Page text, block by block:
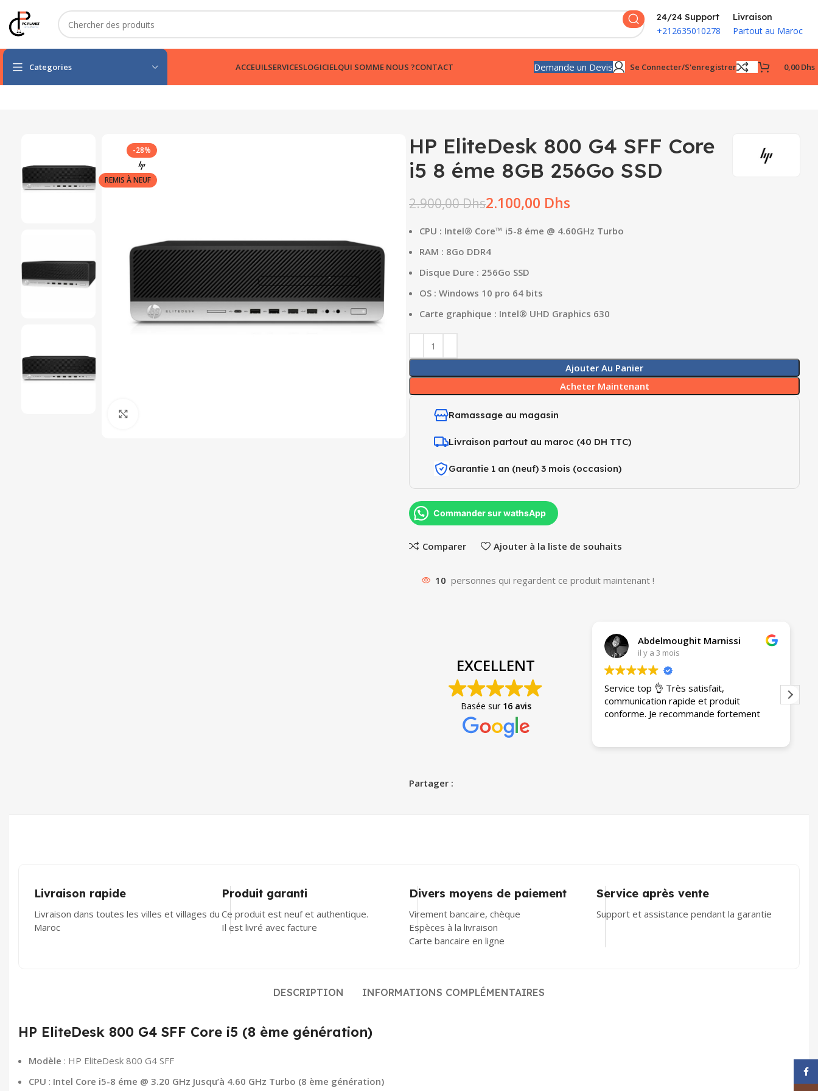
24/24 Support
+212635010278
Livraison
Partout au Maroc
Categories ACCEUILSERVICESLOGICIELQUI SOMME NOUS ?CONTACT Demande un Devis Se Connecter/s'enregistrer 0,00Dhs
-28%
REMIS À NEUF
HP EliteDesk 800 G4 SFF Core
i5 8 éme 8GB 256Go SSD
2.900,00Dhs2.100,00 Dhs
CPU : Intel® Core™ i5-8 éme @ 4.60GHz Turbo
RAM : 8Go DDR4
Disque Dure : 256Go SSD
OS : Windows 10 pro 64 bits
Carte graphique : Intel® UHD Graphics 630
Ajouter Au Panier
Acheter Maintenant
Ramassage au magasin
Livraison partout au maroc (40 DH TTC)
Garantie 1 an (neuf) 3 mois (occasion)
Commander sur wathsApp
Comparer Ajouter à la liste de souhaits
10 personnes qui regardent ce produit maintenant !
EXCELLENT
Basée sur 16 avis
Abdelmoughit Marnissi
il y a 3 mois
Service top 👌 Très satisfait,
communication rapide et produit
conforme. Je recommande fortement
Partager :
Livraison rapide
Livraison dans toutes les villes et villages du
Maroc
Produit garanti
Ce produit est neuf et authentique.
Il est livré avec facture
Divers moyens de paiement
Virement bancaire, chèque
Espèces à la livraison
Carte bancaire en ligne
Service après vente
Support et assistance pendant la garantie
DESCRIPTION INFORMATIONS COMPLÉMENTAIRES
HP EliteDesk 800 G4 SFF Core i5 (8 ème génération)
Modèle : HP EliteDesk 800 G4 SFF
CPU : Intel Core i5-8 éme @ 3.20 GHz Jusqu’à 4.60 GHz Turbo (8 ème génération)